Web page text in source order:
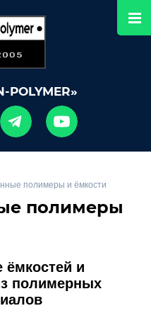
POLYMER»
полимеры и ёмкости
полимеры
ёмкостей и
полимерных